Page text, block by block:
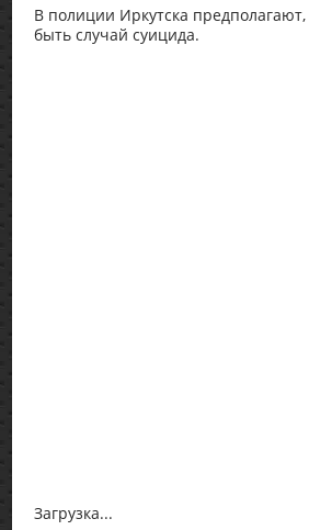
В полиции Иркутска
быть случай суицида.
Загрузка...